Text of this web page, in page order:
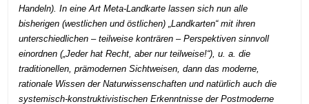
Handeln). In eine Art Meta-Landkarte lassen sich nun alle
bisherigen (westlichen und östlichen) „Landkarten“ mit ihren
unterschiedlichen–teilweise konträren–Perspektiven sinnvoll
einordnen („Jeder hat Recht, aber nur teilweise!“), u. a. die
traditionellen, prämodernen Sichtweisen, dann das moderne,
rationale Wissen der Naturwissenschaften und natürlich auch die
systemisch-konstruktivistischen Erkenntnisse der Postmoderne